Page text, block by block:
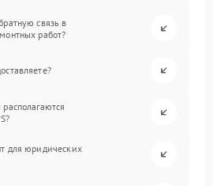
связь в
работ?
для юридических